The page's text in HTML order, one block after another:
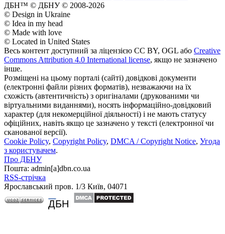
ДБН™ © ДБНУ © 2008-2026
© Design in Ukraine
© Idea in my head
© Made with love
© Located in United States
Весь контент доступний за ліцензією CC BY, OGL або Creative
Commons Attribution 4.0 International license, якщо не зазначено
інше.
Розміщені на цьому порталі (сайті) довідкові документи
(електронні файли різних форматів), незважаючи на їх
схожість (автентичність) з оригіналами (друкованими чи
віртуальними виданнями), носять інформаційно-довідковий
характер (для некомерційної діяльності) і не мають статусу
офіційних, навіть якщо це зазначено у тексті (електронної чи
сканованої версії).
Cookie Policy, Copyright Policy, DMCA / Copyright Notice, Угода
з користувачем.
Про ДБНУ
Пошта: admin[а]dbn.co.ua
RSS-стрічка
Ярославський пров. 1/3 Київ, 04071